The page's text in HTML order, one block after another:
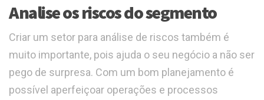
Analise os riscos do segmento
Criar um setor para análise de riscos também é
muito importante, pois ajuda o seu negócio a não ser
pego de surpresa. Com um bom planejamento é
possível aperfeiçoar operações e processos